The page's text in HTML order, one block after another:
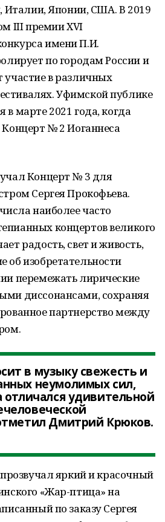
Италии, Японии, США. В 2019
III премии XVI
имени П.И.
по городам России и
в различных
Уфимской публике
марте 2021 года, когда
№ 2 Иоганнеса
Концерт № 3 для
Сергея Прокофьева.
наиболее часто
концертов великого
радость, свет и живость,
об изобретательности
перемежать лирические
диссонансами, сохраняя
партнерство между
в музыку свежесть и
неумолимых сил,
отличался удивительной
Дмитрий Крюков.
яркий и красочный
«Жар-птица» на
по заказу Сергея